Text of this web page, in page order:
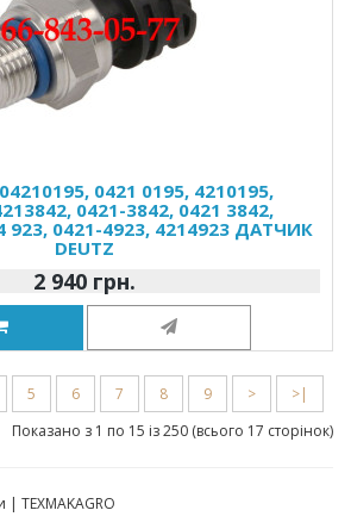
0421 0195, 4210195,
0421-3842, 0421 3842,
923, 0421-4923, 4214923 ДАТЧИК
DEUTZ
2 940 грн.
5 6 7 8 9 >
>|
Показано з 1 по 15 із 250 (всього 17 сторінок)
| TEXMAKAGRO